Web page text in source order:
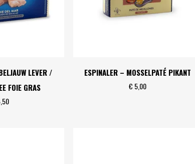
LEVER /
FOIE GRAS
ESPINALER – MOSSELPATÉ PIKANT
€ 5,00